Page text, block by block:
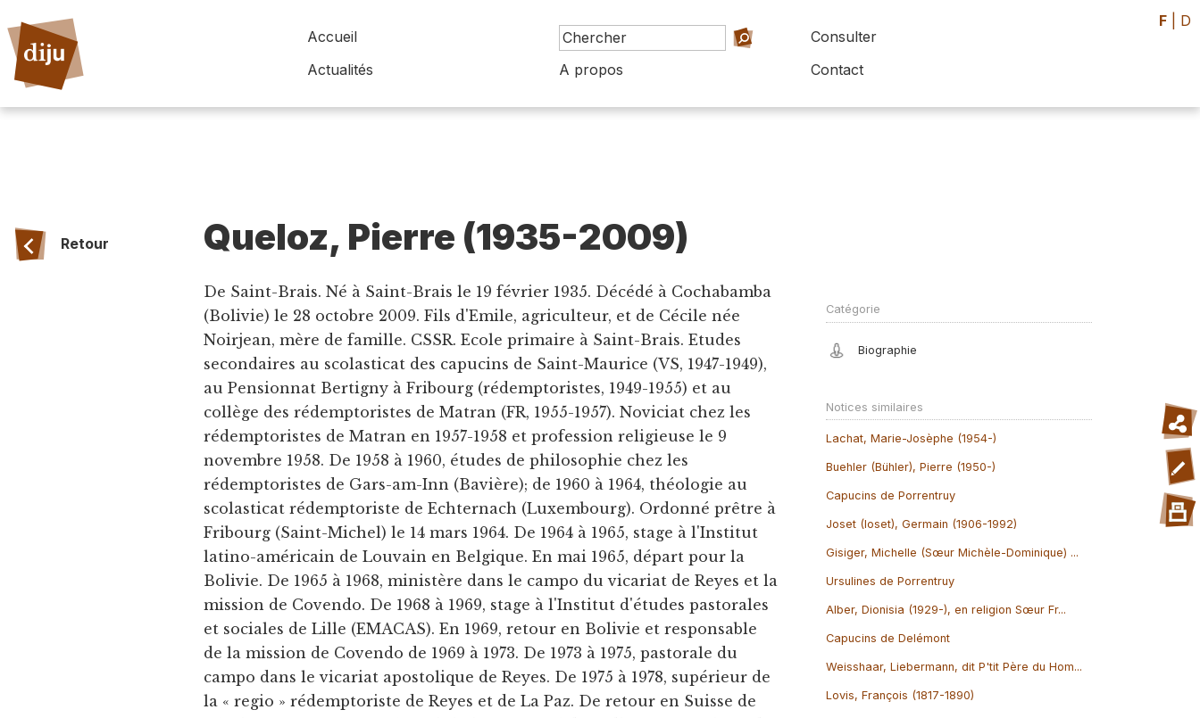
Accueil
Consulter
Actualités
A propos Contact
F D
Retour Queloz, Pierre (1935-2009)
De Saint-Brais. Né à Saint-Brais le 19 février 1935. Décédé à Cochabamba
(Bolivie) le 28 octobre 2009. Fils d'Emile, agriculteur, et de Cécile née
Noirjean, mère de famille. CSSR. Ecole primaire à Saint-Brais. Etudes
secondaires au scolasticat des capucins de Saint-Maurice (VS, 1947-1949),
au Pensionnat Bertigny à Fribourg (rédemptoristes, 1949-1955) et au
collège des rédemptoristes de Matran (FR, 1955-1957). Noviciat chez les
rédemptoristes de Matran en 1957-1958 et profession religieuse le 9
novembre 1958. De 1958 à 1960, études de philosophie chez les
rédemptoristes de Gars-am-Inn (Bavière); de 1960 à 1964, théologie au
scolasticat rédemptoriste de Echternach (Luxembourg). Ordonné prêtre à
Fribourg (Saint-Michel) le 14 mars 1964. De 1964 à 1965, stage à l'Institut
latino-américain de Louvain en Belgique. En mai 1965, départ pour la
Bolivie. De 1965 à 1968, ministère dans le campo du vicariat de Reyes et la
mission de Covendo. De 1968 à 1969, stage à l'Institut d'études pastorales
et sociales de Lille (EMACAS). En 1969, retour en Bolivie et responsable
de la mission de Covendo de 1969 à 1973. De 1973 à 1975, pastorale du
campo dans le vicariat apostolique de Reyes. De 1975 à 1978, supérieur de
la « regio » rédemptoriste de Reyes et de La Paz. De retour en Suisse de
Catégorie
Biographie
Notices similaires
Lachat, Marie-Josèphe (1954-)
Buehler (Bühler), Pierre (1950-)
Capucins de Porrentruy
Joset (Ioset), Germain (1906-1992)
Gisiger, Michelle (Sœur Michèle-Dominique) ...
Ursulines de Porrentruy
Alber, Dionisia (1929-), en religion Sœur Fr...
Capucins de Delémont
Weisshaar, Liebermann, dit P'tit Père du Hom...
Lovis, François (1817-1890)